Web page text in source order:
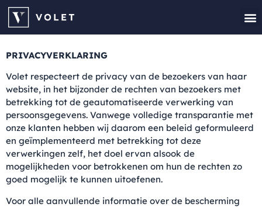
PRIVACYVERKLARING
Volet respecteert de privacy van de bezoekers van haar
website, in het bijzonder de rechten van bezoekers met
betrekking tot de geautomatiseerde verwerking van
persoonsgegevens. Vanwege volledige transparantie met
onze klanten hebben wij daarom een beleid geformuleerd
en geïmplementeerd met betrekking tot deze
verwerkingen zelf, het doel ervan alsook de
mogelijkheden voor betrokkenen om hun de rechten zo
goed mogelijk te kunnen uitoefenen.
Voor alle aanvullende informatie over de bescherming